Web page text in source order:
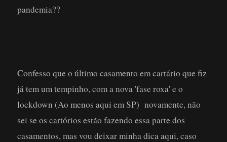
pandemia??
Confesso que o último casamento em cartário que fiz
já tem um tempinho, com a nova 'fase roxa' e o
lockdown (Ao menos aqui em SP) novamente, não
sei se os cartórios estão fazendo essa parte dos
casamentos, mas vou deixar minha dica aqui, caso